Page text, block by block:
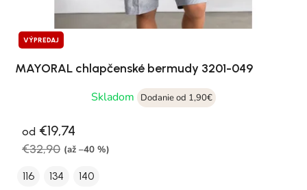
VÝPREDAJ
MAYORAL chlapčenské bermudy 3201-049
Skladom
Dodanie od 1,90€
od €19,74
€32,90 (až –40 %)
116 134 140